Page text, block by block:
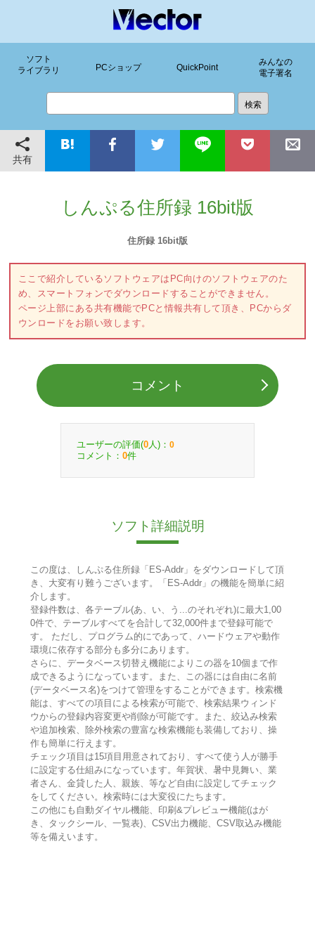
ソフト
ライブラリ
PCショップ QuickPoint
みんなの
電子署名
共有
しんぷる住所録 16bit版
住所録 16bit版
ここで紹介しているソフトウェアはPC向けのソフトウェアのた
め、スマートフォンでダウンロードすることができません。
ページ上部にある共有機能でPCと情報共有して頂き、PCからダ
ウンロードをお願い致します。
コメント
ユーザーの評価(0 人)： 0
コメント： 0件
ソフト詳細説明
この度は、しんぷる住所録「ES-Addr」をダウンロードして頂
き、大変有り難うございます。「ES-Addr」の機能を簡単に紹
介します。
登録件数は、各テーブル(あ、い、う...のそれぞれ)に最大1,00
0件で、テーブルすべてを合計して32,000件まで登録可能で
す。 ただし、プログラム的にであって、ハードウェアや動作
環境に依存する部分も多分にあります。
さらに、データベース切替え機能によりこの器を10個まで作
成できるようになっています。また、この器には自由に名前
(データベース名)をつけて管理をすることができます。検索機
能は、すべての項目による検索が可能で、検索結果ウィンド
ウからの登録内容変更や削除が可能です。また、絞込み検索
や追加検索、除外検索の豊富な検索機能も装備しており、操
作も簡単に行えます。
チェック項目は15項目用意されており、すべて使う人が勝手
に設定する仕組みになっています。年賀状、暑中見舞い、業
者さん、金貸した人、親族、等など自由に設定してチェック
をしてください。検索時には大変役にたちます。
この他にも自動ダイヤル機能、印刷&プレビュー機能(はが
き、タックシール、一覧表)、CSV出力機能、CSV取込み機能
等を備えいます。